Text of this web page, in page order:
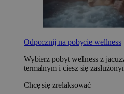
Odpocznij na pobycie wellness
Wybierz pobyt wellness z
termalnym i ciesz się
Chcę się zrelaksować